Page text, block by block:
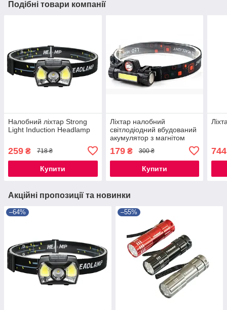
Подібні товари компанії
Налобний ліхтар Strong
Light Induction Headlamp
259 ₴ 718 ₴
Купити
Ліхтар налобний
світлодіодний вбудований
акумулятор з магнітом
179₴ 300 ₴
Купити
Акційні пропозиції та новинки
–64% –55%